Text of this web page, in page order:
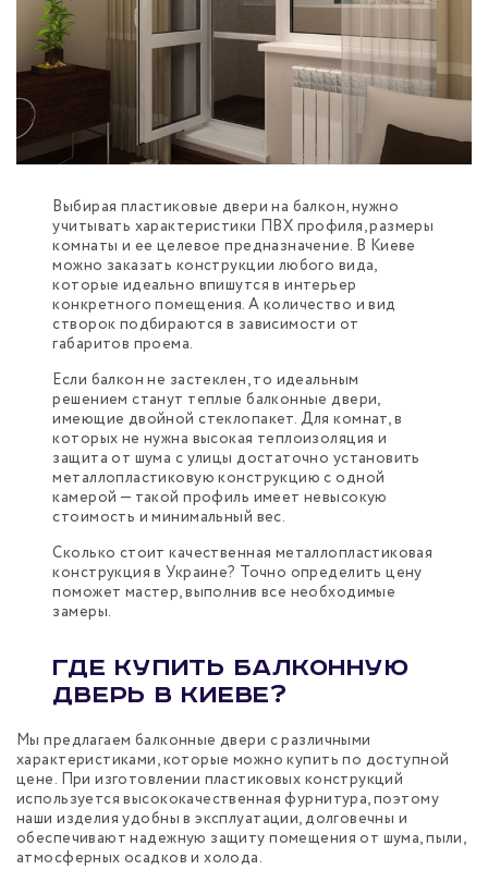
Выбирая пластиковые двери на балкон, нужно
учитывать характеристики ПВХ профиля, размеры
комнаты и ее целевое предназначение. В Киеве
можно заказать конструкции любого вида,
которые идеально впишутся в интерьер
конкретного помещения. А количество и вид
створок подбираются в зависимости от
габаритов проема.
Если балкон не застеклен, то идеальным
решением станут теплые балконные двери,
имеющие двойной стеклопакет. Для комнат, в
которых не нужна высокая теплоизоляция и
защита от шума с улицы достаточно установить
металлопластиковую конструкцию с одной
камерой — такой профиль имеет невысокую
стоимость и минимальный вес.
Сколько стоит качественная металлопластиковая
конструкция в Украине? Точно определить цену
поможет мастер, выполнив все необходимые
замеры.
Где купить балконную
дверь в Киеве?
Мы предлагаем балконные двери с различными
характеристиками, которые можно купить по доступной
цене. При изготовлении пластиковых конструкций
используется высококачественная фурнитура, поэтому
наши изделия удобны в эксплуатации, долговечны и
обеспечивают надежную защиту помещения от шума, пыли,
атмосферных осадков и холода.